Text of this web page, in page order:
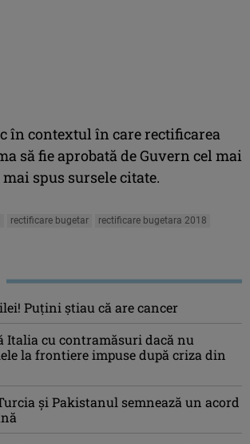
în contextul în care rectificarea
să fie aprobată de Guvern cel mai
spus sursele citate.
rectificare bugetar rectificare bugetara 2018
Puţini ştiau că are cancer
Italia cu contramăsuri dacă nu
la frontiere impuse după criza din
şi Pakistanul semnează un acord